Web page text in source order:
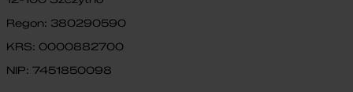
Regon: 380290590
KRS: 0000882700
NIP: 7451850098